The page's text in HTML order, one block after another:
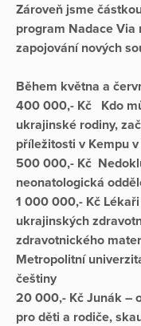
Zároveň jsme
program Nadace Via
zapojování nových
Během května a
400 000,- Kč Kdo
ukrajinské rodiny,
příležitosti v Kempu
500 000,- Kč
neonatologická
1 000 000,- Kč
ukrajinských
zdravotnického
Metropolitní
češtiny
20 000,- Kč Junák –
pro děti a rodiče,